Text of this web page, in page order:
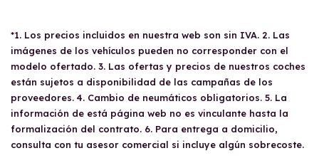
*1. Los precios incluidos en nuestra web son sin IVA. 2. Las
imágenes de los vehículos pueden no corresponder con el
modelo ofertado. 3. Las ofertas y precios de nuestros coches
están sujetos a disponibilidad de las campañas de los
proveedores. 4. Cambio de neumáticos obligatorios. 5. La
información de está página web no es vinculante hasta la
formalización del contrato. 6. Para entrega a domicilio,
consulta con tu asesor comercial si incluye algún sobrecoste.